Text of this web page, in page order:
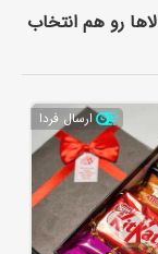
رو هم انتخاب
ارسال فردا